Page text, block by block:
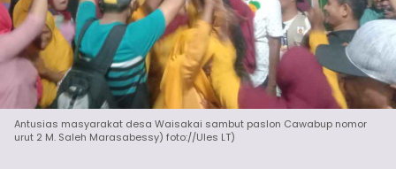
Antusias masyarakat desa Waisakai sambut paslon Cawabup nomor
urut 2 M. Saleh Marasabessy) foto://Ules LT)